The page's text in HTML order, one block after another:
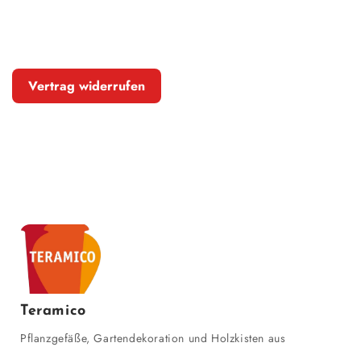
Vertrag widerrufen
Teramico
Pflanzgefäße, Gartendekoration und Holzkisten aus